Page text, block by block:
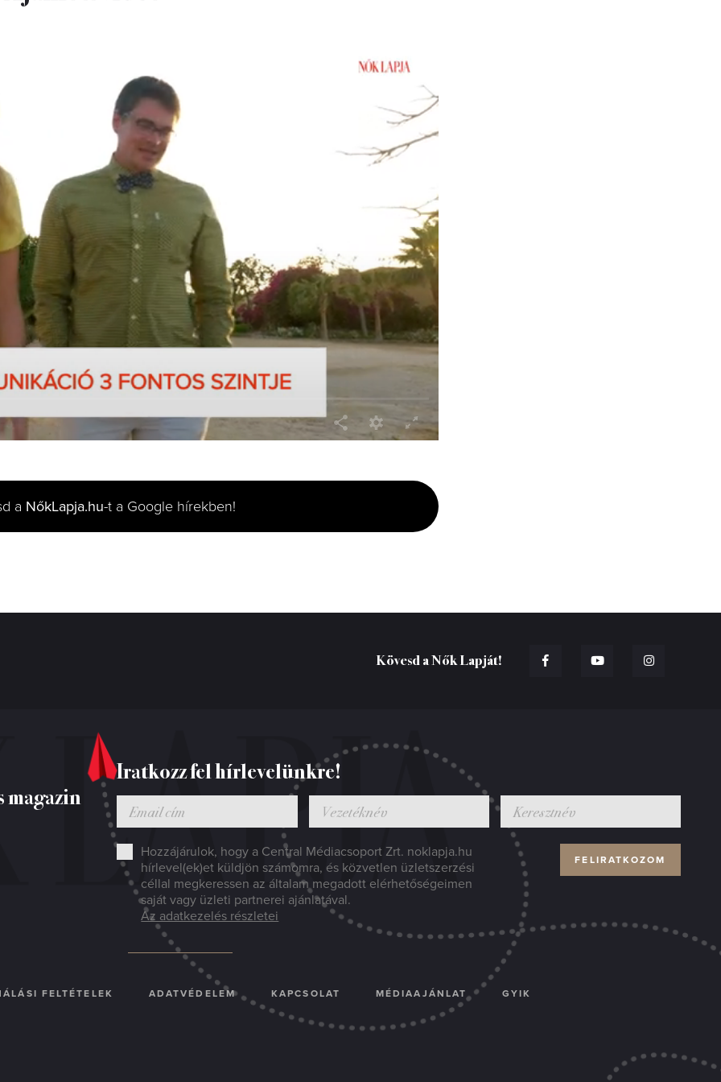
a NőkLapja.hu-t a Google hírekben!
Kövesd a Nők Lapját!
Iratkozz fel hírlevelünkre!
Hozzájárulok, hogy a Central Médiacsoport Zrt. noklapja.hu
hírlevel(ek)et küldjön számomra, és közvetlen üzletszerzési
céllal megkeressen az általam megadott elérhetőségeimen
saját vagy üzleti partnerei ajánlatával.
Az adatkezelés részletei
FELTÉTELEK ADATVÉDELEM KAPCSOLAT MÉDIAAJÁNLAT GYIK